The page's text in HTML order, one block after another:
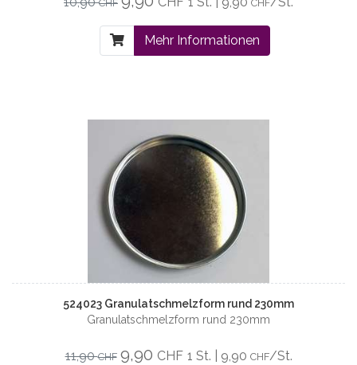
CHF CHF
Mehr Informationen
524023 Granulatschmelzform rund 230mm
Granulatschmelzform rund 230mm
11,90CHF 9,90 CHF 1 St. | 9,90 CHF/St.